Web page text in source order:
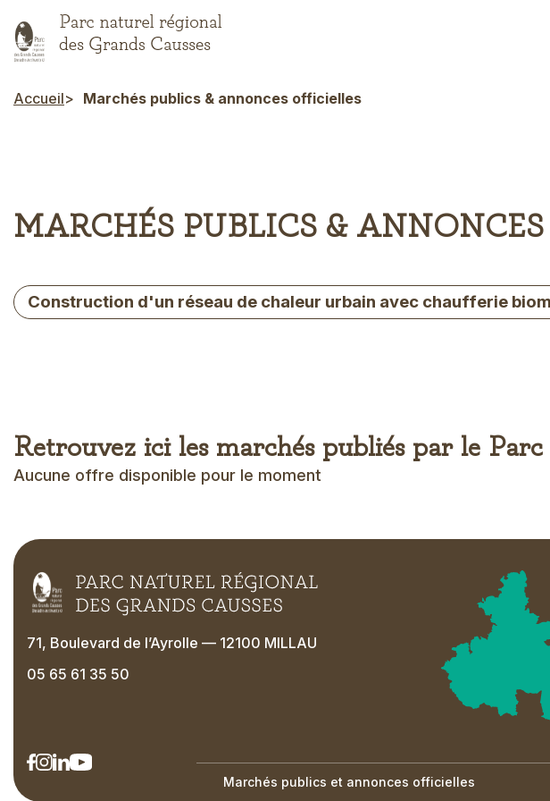
au
contenu
Fil d'Ariane
Accueil Marchés publics & annonces officielles
MARCHÉS PUBLICS &
Construction d'un réseau de chaleur urbain avec chaufferie
Retrouvez ici les marchés publiés par le Parc
Aucune offre disponible pour le moment
71, Boulevard de l’Ayrolle — 12100 MILLAU
05 65 61 35 50
Marchés publics et annonces officielles